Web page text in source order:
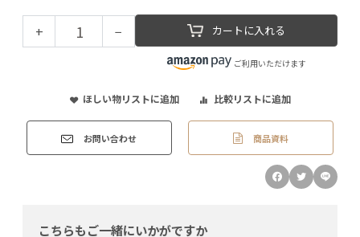
+ − カートに入れる
ご利用いただけます
ほしい物リストに追加 比較リストに追加
お問い合わせ 商品資料
こちらもご一緒にいかがですか